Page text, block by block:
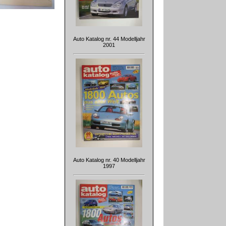
Auto Katalog nr. 44 Modelljahr
2001
Auto Katalog nr. 40 Modelljahr
1997